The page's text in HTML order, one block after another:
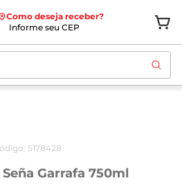
Como deseja receber?
Informe seu CEP
: 5178428
Garrafa 750ml